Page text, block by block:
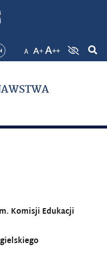
Komisji Edukacji